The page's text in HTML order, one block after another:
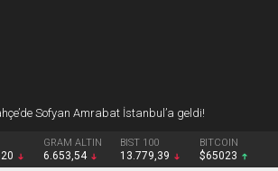
Sofyan Amrabat İstanbul’a geldi!
GRAM ALTIN
6.653,54
BIST 100
13.779,39
BITCOIN
$65023